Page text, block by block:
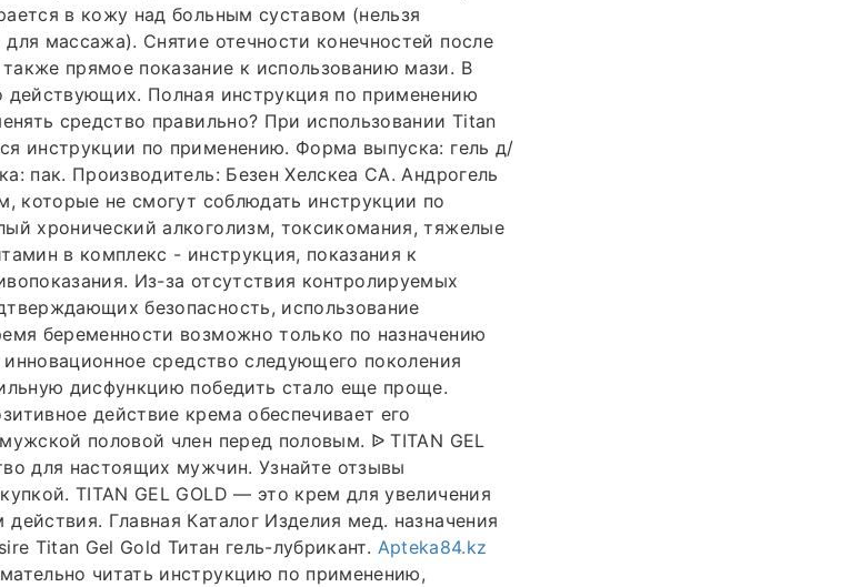
в кожу над больным суставом (нельзя
для массажа). Снятие отечности конечностей после
прямое показание к использованию мази. В
действующих. Полная инструкция по применению
средство правильно? При использовании Titan
инструкции по применению. Форма выпуска: гель д/
пак. Производитель: Безен Хелскеа СА. Андрогель
которые не смогут соблюдать инструкции по
хронический алкоголизм, токсикомания, тяжелые
в комплекс - инструкция, показания к
Из-за отсутствия контролируемых
безопасность, использование
беременности возможно только по назначению
инновационное средство следующего поколения
дисфункцию победить стало еще проще.
действие крема обеспечивает его
половой член перед половым. ᐉ TITAN GEL
для настоящих мужчин. Узнайте отзывы
TITAN GEL GOLD — это крем для увеличения
Главная Каталог Изделия мед. назначения
Titan Gel Gold Титан гель-лубрикант. Apteka84.kz
читать инструкцию по применению,